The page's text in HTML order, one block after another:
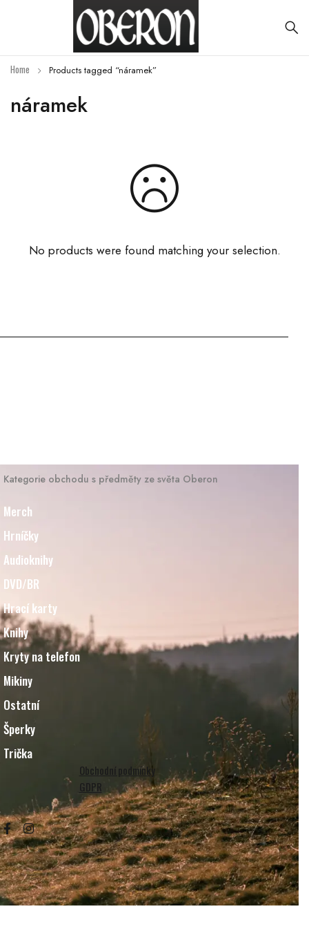
náramek
Home Products tagged “náramek”
No products were found matching your selection.
Kategorie obchodu s předměty ze světa Oberon
Merch
Hrníčky
Audioknihy
DVD/BR
Hrací karty
Knihy
Kryty na telefon
Mikiny
Ostatní
Šperky
Trička
Obchodní podmínky
GDPR